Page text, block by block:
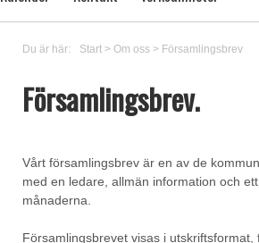
Du är här: Start> Om oss> Församlingsbrev
Församlingsbrev.
Vårt församlingsbrev är en av de
med en ledare, allmän information och
månaderna.
Församlingsbrevet visas i